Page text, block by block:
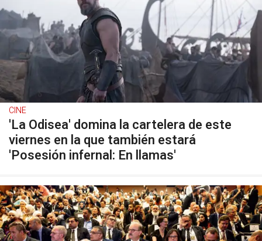
CINE
'La Odisea' domina la cartelera de este
viernes en la que también estará
'Posesión infernal: En llamas'